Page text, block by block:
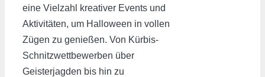
eine Vielzahl kreativer Events und
Aktivitäten, um Halloween in vollen
Zügen zu genießen. Von Kürbis-
Schnitzwettbewerben über
Geisterjagden bis hin zu